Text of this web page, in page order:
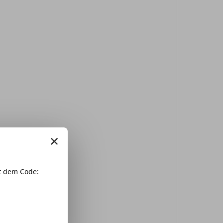
×
Code: